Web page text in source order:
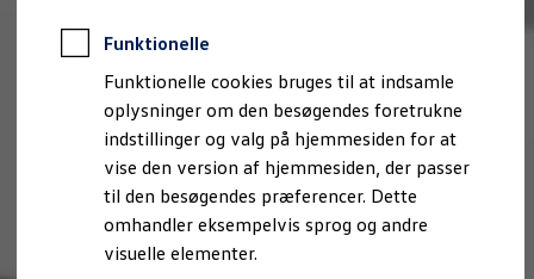
Funktionelle
Funktionelle cookies bruges til at indsamle
oplysninger om den besøgendes foretrukne
indstillinger og valg på hjemmesiden for at
vise den version af hjemmesiden, der passer
til den besøgendes præferencer. Dette
omhandler eksempelvis sprog og andre
visuelle elementer.
Book en prøvetur
Bestil et tilbud
Brugte biler
Pendlerleasing
Budgetberegner
Firmabil
Vejen til en ny Volkswagen
Online Privatleasing
Finansiering og forsikring
Volkswagen Forsikring
Volkswagen Finansiering